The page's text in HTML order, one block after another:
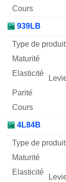
939LB
4L84B